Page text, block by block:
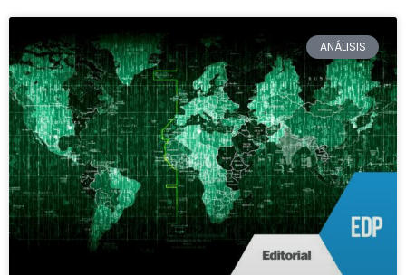
ANÁLISIS